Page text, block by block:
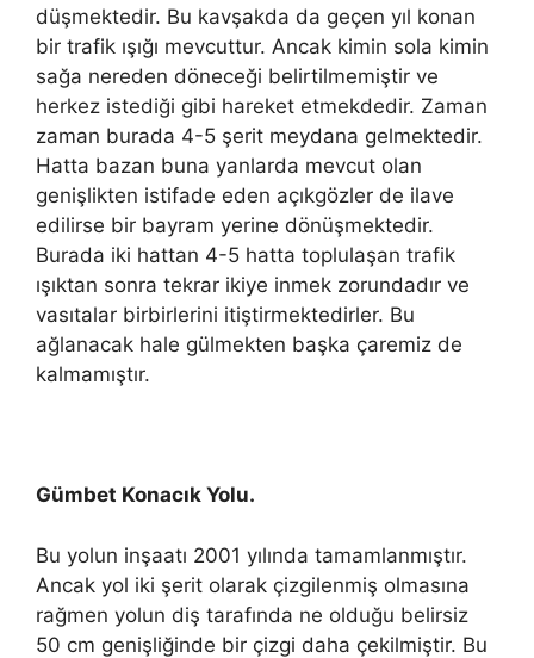
düşmektedir. Bu kavşakda da geçen yıl konan
bir trafik ışığı mevcuttur. Ancak kimin sola kimin
sağa nereden döneceği belirtilmemiştir ve
herkez istediği gibi hareket etmekdedir. Zaman
zaman burada 4-5 şerit meydana gelmektedir.
Hatta bazan buna yanlarda mevcut olan
genişlikten istifade eden açıkgözler de ilave
edilirse bir bayram yerine dönüşmektedir.
Burada iki hattan 4-5 hatta toplulaşan trafik
ışıktan sonra tekrar ikiye inmek zorundadır ve
vasıtalar birbirlerini itiştirmektedirler. Bu
ağlanacak hale gülmekten başka çaremiz de
kalmamıştır.
Gümbet Konacık Yolu.
Bu yolun inşaatı 2001 yılında tamamlanmıştır.
Ancak yol iki şerit olarak çizgilenmiş olmasına
rağmen yolun diş tarafında ne olduğu belirsiz
50 cm genişliğinde bir çizgi daha çekilmiştir. Bu